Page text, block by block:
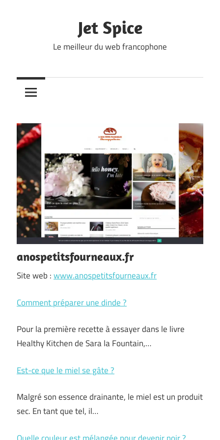
Jet Spice
Le meilleur du web francophone
anospetitsfourneaux.fr
Site web :www.anospetitsfourneaux.fr
Comment préparer une dinde ?
Pour la première recette à essayer dans le livre
Healthy Kitchen de Sara la Fountain,…
Est-ce que le miel se gâte ?
Malgré son essence drainante, le miel est un produit
sec. En tant que tel, il…